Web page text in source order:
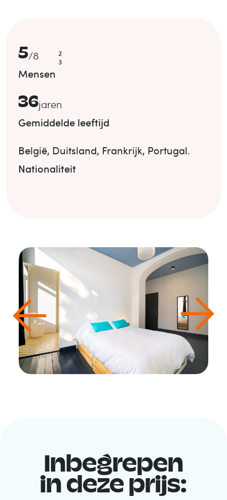
5/8
2
3
Mensen
36jaren
Gemiddelde leeftijd
België, Duitsland, Frankrijk, Portugal.
Nationaliteit
Inbegrepen
in deze prijs: